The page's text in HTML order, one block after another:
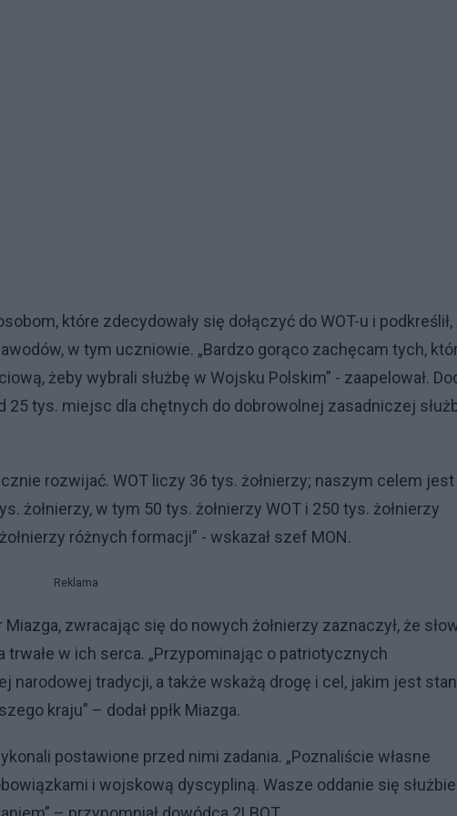
które zdecydowały się dołączyć do WOT-u i podkreślił,
w tym uczniowie. „Bardzo gorąco zachęcam tych,
żeby wybrali służbę w Wojsku Polskim” - zaapelował.
25 tys. miejsc dla chętnych do dobrowolnej zasadniczej
rozwijać. WOT liczy 36 tys. żołnierzy; naszym celem jest
żołnierzy, w tym 50 tys. żołnierzy WOT i 250 tys. żołnierzy
różnych formacji” - wskazał szef MON.
Reklama
zwracając się do nowych żołnierzy zaznaczył, że
w ich serca. „Przypominając o patriotycznych
narodowej tradycji, a także wskażą drogę i cel, jakim jest
kraju” – dodał ppłk Miazga.
postawione przed nimi zadania. „Poznaliście własne
i wojskową dyscypliną. Wasze oddanie się służbie